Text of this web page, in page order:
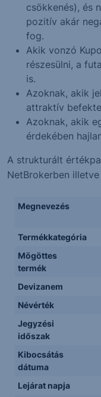
csökkenés), és
pozitív akár
fog.
Akik vonzó
részesülni, a
is.
Azoknak, akik
attraktív
Azoknak, akik
érdekében
A strukturált
NetBrokerben
Megnevezés
Termékkategória
Mögöttes
termék
Devizanem
Névérték
Jegyzési
időszak
Kibocsátás
dátuma
Lejárat napja